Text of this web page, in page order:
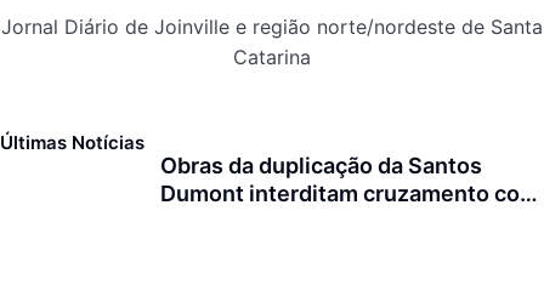
Jornal Diário de Joinville e região norte/nordeste de Santa
Catarina
Últimas Notícias
Obras da duplicação da Santos
Dumont interditam cruzamento com